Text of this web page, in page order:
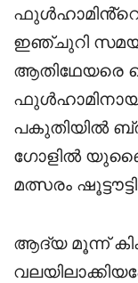
ഇഞ്ചുറി
ആതിഥേയരെ
പകുതിയിൽ
ഗോളിൽ
മത്സരം
ആദ്യ മൂന്ന്